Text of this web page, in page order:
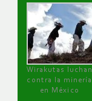
Wirakutas luchan
contra la minería
en México